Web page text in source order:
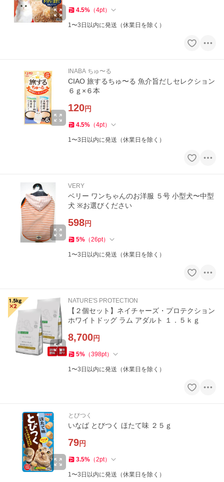
4.5% （4pt）
1〜3日以内に発送（休業日を除く）
INABA ちゅ〜る
CIAO 旅するちゅ〜る 魚介旨だしセレクション
６ｇ×６本
120円
4.5% （4pt）
1〜3日以内に発送（休業日を除く）
VERY
ベリー ワンちゃんのお洋服 ５号 小型犬〜中型
犬 ※お選びください
598円
5% （26pt）
1〜3日以内に発送（休業日を除く）
NATURE'S PROTECTION
【２個セット】ネイチャーズ・プロテクション
ホワイトドッグ ラム アダルト １．５ｋｇ
8,700円
5% （398pt）
1〜3日以内に発送（休業日を除く）
とびつく
いなば とびつく ほたて味 ２５ｇ
79円
3.5% （2pt）
1〜3日以内に発送（休業日を除く）